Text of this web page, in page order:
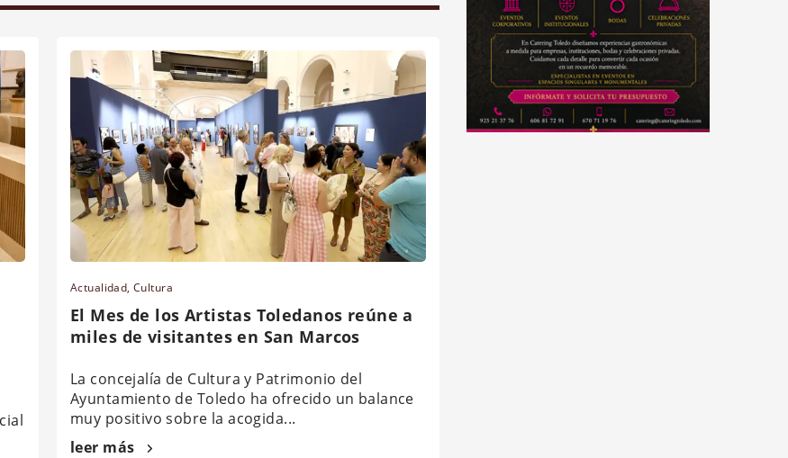
Actualidad,Cultura
El Mes de los Artistas Toledanos reúne a
miles de visitantes en San Marcos
La concejalía de Cultura y Patrimonio del
Ayuntamiento de Toledo ha ofrecido un balance
muy positivo sobre la acogida...
leer más